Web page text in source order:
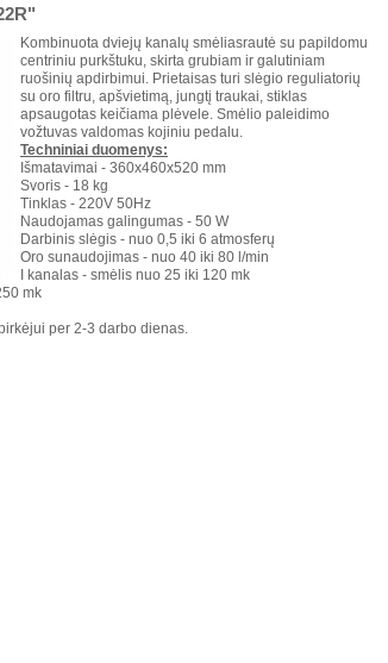
Kombinuota dviejų kanalų smėliasrautė su papildomu
centriniu purkštuku, skirta grubiam ir galutiniam
ruošinių apdirbimui. Prietaisas turi slėgio reguliatorių
su oro filtru, apšvietimą, jungtį traukai, stiklas
apsaugotas keičiama plėvele. Smėlio paleidimo
vožtuvas valdomas kojiniu pedalu.
Techniniai duomenys:
Išmatavimai - 360x460x520 mm
Svoris - 18 kg
Tinklas - 220V 50Hz
Naudojamas galingumas - 50 W
Darbinis slėgis - nuo 0,5 iki 6 atmosferų
Oro sunaudojimas - nuo 40 iki 80 l/min
I kanalas - smėlis nuo 25 iki 120 mk
mk
per 2-3 darbo dienas.